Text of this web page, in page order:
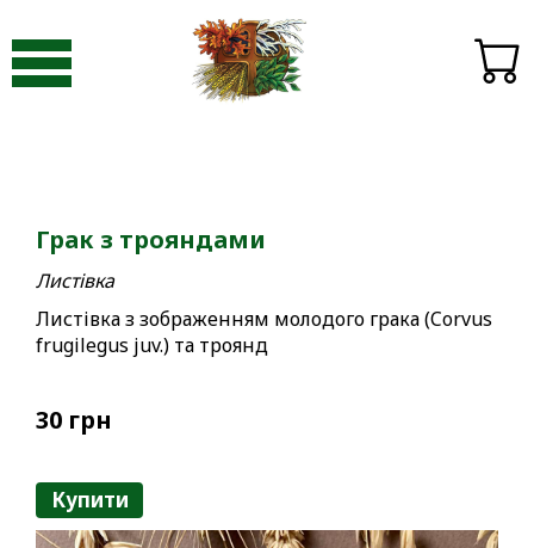
Видавництво «Пори року»-Птахи-Грак з трояндами. Листівка
Грак з трояндами
Листівка
Листівка з зображенням молодого грака (Corvus
frugilegus juv.) та троянд
30 грн
Купити